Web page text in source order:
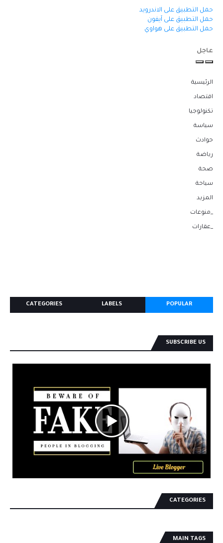
حمل التطبيق على الاندرويد
حمل التطبيق على آيفون
حمل التطبيق على هواوي
عاجل
الرئيسية
اقتصاد
تكنولوجيا
سياسة
حوادث
رياضة
صحة
سياحة
المزيد
_منوعات
_عقارات
POPULAR
LABELS
CATEGORIES
SUBSCRIBE US
CATEGORIES
MAIN TAGS